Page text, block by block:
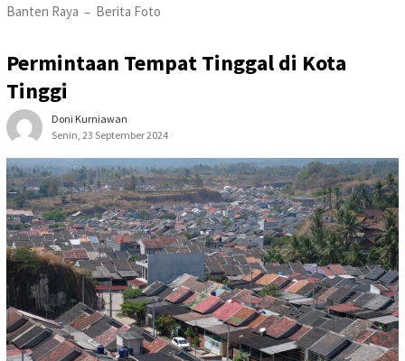
Banten Raya – Berita Foto
Permintaan Tempat Tinggal di Kota
Tinggi
Doni Kurniawan
Senin, 23 September 2024